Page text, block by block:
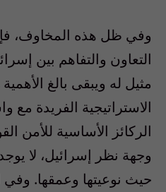
وفي ظل هذه المخاوف،
التعاون والتفاهم بين
مثيل له ويبقى بالغ الأهمية
الاستراتيجية الفريدة
الركائز الأساسية للأمن
وجهة نظر إسرائيل، لا
حيث نوعيتها وعمقها.